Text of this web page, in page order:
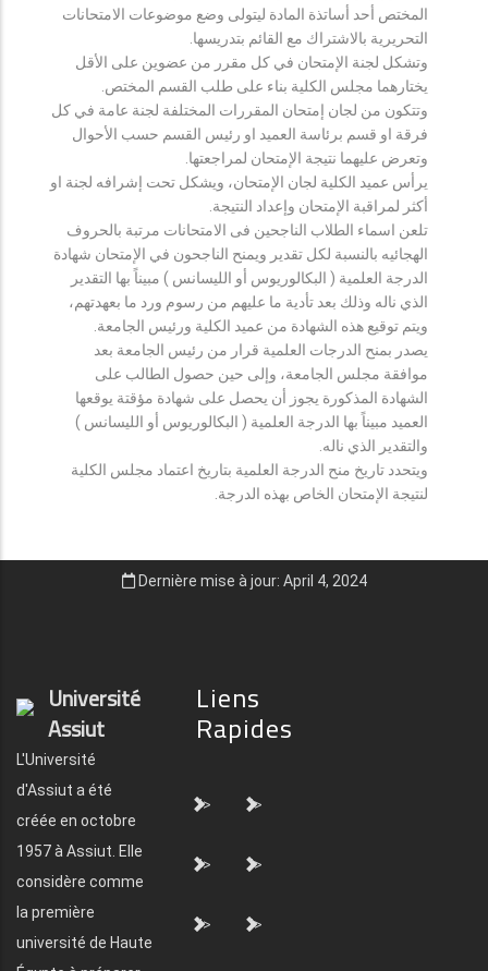
المختص أحد أساتذة المادة ليتولى وضع موضوعات الامتحانات
التحريرية بالاشتراك مع القائم بتدريسها.
وتشكل لجنة الإمتحان في كل مقرر من عضوين على الأقل
يختارهما مجلس الكلية بناء على طلب القسم المختص.
وتتكون من لجان إمتحان المقررات المختلفة لجنة عامة في كل
فرقة او قسم برئاسة العميد او رئيس القسم حسب الأحوال
وتعرض عليهما نتيجة الإمتحان لمراجعتها.
يرأس عميد الكلية لجان الإمتحان، ويشكل تحت إشرافه لجنة او
أكثر لمراقبة الإمتحان وإعداد النتيجة.
تلعن اسماء الطلاب الناجحين فى الامتحانات مرتبة بالحروف
الهجائيه بالنسبة لكل تقدير ويمنح الناجحون في الإمتحان شهادة
الدرجة العلمية ( البكالوريوس أو الليسانس ) مبيناً بها التقدير
الذي ناله وذلك بعد تأدية ما عليهم من رسوم ورد ما بعهدتهم،
ويتم توقيع هذه الشهادة من عميد الكلية ورئيس الجامعة.
يصدر بمنح الدرجات العلمية قرار من رئيس الجامعة بعد
موافقة مجلس الجامعة، وإلى حين حصول الطالب على
الشهادة المذكورة يجوز أن يحصل على شهادة مؤقتة يوقعها
العميد مبيناً بها الدرجة العلمية ( البكالوريوس أو الليسانس )
والتقدير الذي ناله.
ويتحدد تاريخ منح الدرجة العلمية بتاريخ اعتماد مجلس الكلية
لنتيجة الإمتحان الخاص بهذه الدرجة.
Dernière mise à jour: April 4, 2024
Université
Assiut
L'Université
d'Assiut a été
créée en octobre
1957 à Assiut. Elle
considère comme
la première
université de Haute
Liens
Rapides
"> ">
"> ">
"> ">